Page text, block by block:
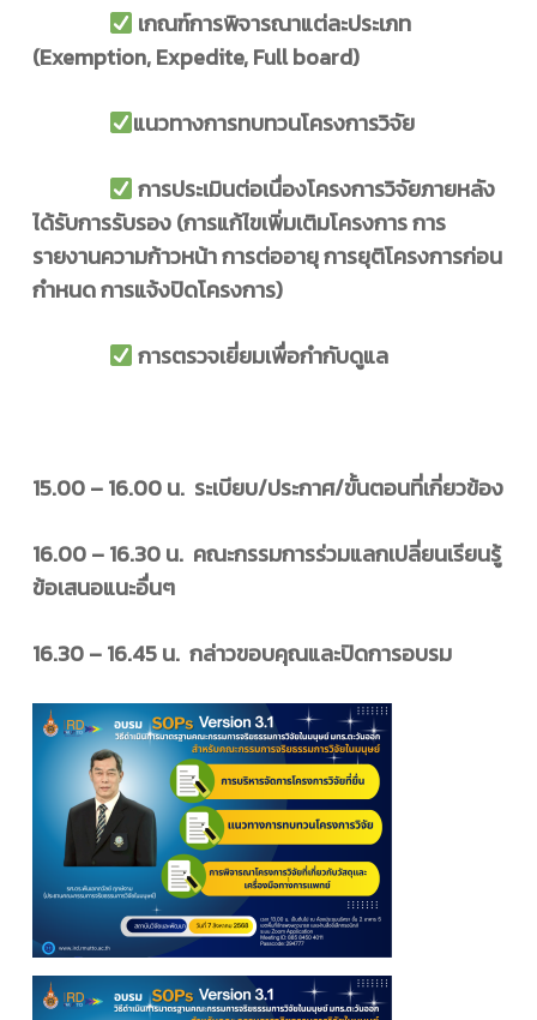
เกณฑ์การพิจารณาแต่ละประเภท
(Exemption, Expedite, Full board)
แนวทางการทบทวนโครงการวิจัย
การประเมินต่อเนื่องโครงการวิจัยภายหลัง
ได้รับการรับรอง (การแก้ไขเพิ่มเติมโครงการ การ
รายงานความก้าวหน้า การต่ออายุ การยุติโครงการก่อน
กำหนด การแจ้งปิดโครงการ)
การตรวจเยี่ยมเพื่อกำกับดูแล
15.00 – 16.00 น. ระเบียบ/ประกาศ/ขั้นตอนที่เกี่ยวข้อง
16.00 – 16.30 น. คณะกรรมการร่วมแลกเปลี่ยนเรียนรู้
ข้อเสนอแนะอื่นๆ
16.30 – 16.45 น. กล่าวขอบคุณและปิดการอบรม